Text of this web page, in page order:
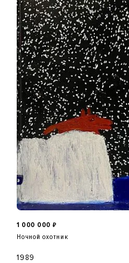
1 000 000 ₽
Ночной охотник
1989